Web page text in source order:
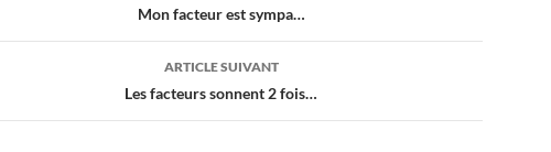
Mon facteur est sympa…
ARTICLE SUIVANT
Les facteurs sonnent 2 fois…